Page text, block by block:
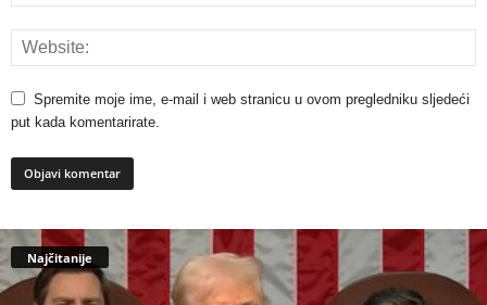
Spremite moje ime, e-mail i web stranicu u ovom pregledniku sljedeći
put kada komentarirate.
Najčitanije